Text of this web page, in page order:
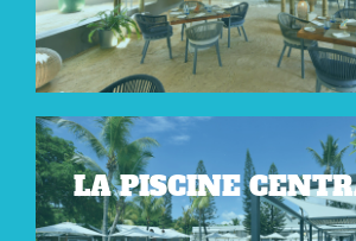
LA PISCINE